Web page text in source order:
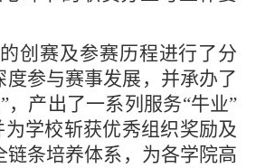
创赛及参赛历程进行了分
参与赛事发展，并承办了
产出了一系列服务“牛业”
学校斩获优秀组织奖励及
条培养体系，为各学院高